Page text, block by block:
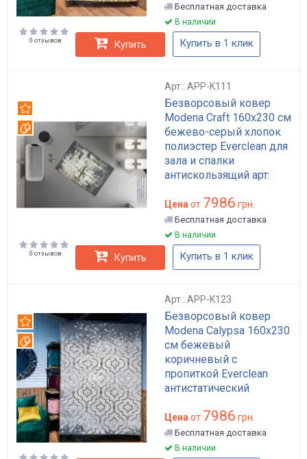
Бесплатная доставка
В наличии
0 отзывов Купить Купить в 1 клик
Арт.: APP-K111
Безворсовый ковер
Modena Craft 160x230 см
бежево-серый хлопок
полиэстер Everclean для
зала и спалки
антискользящий арт:
Цена от 7986 грн.
Бесплатная доставка
В наличии
0 отзывов Купить Купить в 1 клик
Арт.: APP-K123
Безворсовый ковер
Modena Calypsa 160x230
см бежевый
коричневый с
пропиткой Everclean
антистатический
дома и в гостиную арт:
APP-K123
Рекомендуем
Вотерпруф
Цена от 7986 грн.
Бесплатная доставка
В наличии